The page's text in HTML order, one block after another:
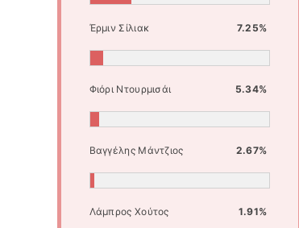
Έρμιν Σίλιακ 7.25%
Φιόρι Ντουρμισάι 5.34%
Βαγγέλης Μάντζιος 2.67%
Λάμπρος Χούτος 1.91%